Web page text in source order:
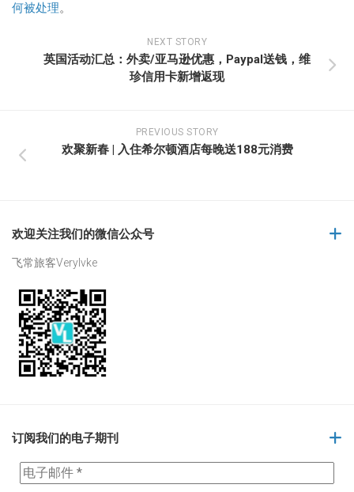
何被处理。
NEXT STORY
英国活动汇总：外卖/亚马逊优惠，Paypal送钱，维
珍信用卡新增返现
PREVIOUS STORY
欢聚新春 | 入住希尔顿酒店每晚送188元消费
欢迎关注我们的微信公众号
飞常旅客Verylvke
订阅我们的电子期刊